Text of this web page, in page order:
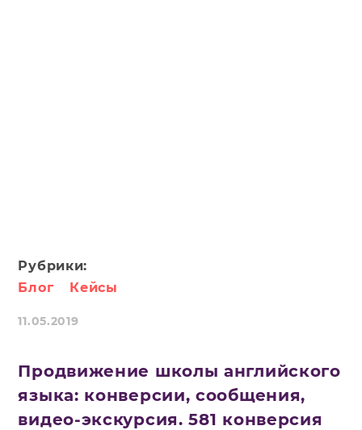
Рубрики:
Блог
Кейсы
11.05.2019
Продвижение школы английского
языка: конверсии, сообщения,
видео-экскурсия. 581 конверсия